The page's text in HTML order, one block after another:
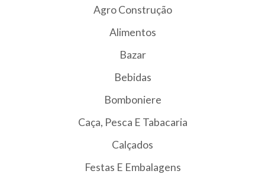
Agro Construção
Alimentos
Bazar
Bebidas
Bomboniere
Caça, Pesca E Tabacaria
Calçados
Festas E Embalagens